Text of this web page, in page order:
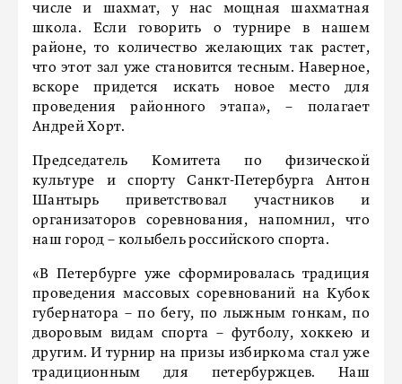
числе и шахмат, у нас мощная шахматная
школа. Если говорить о турнире в нашем
районе, то количество желающих так растет,
что этот зал уже становится тесным. Наверное,
вскоре придется искать новое место для
проведения районного этапа», – полагает
Андрей Хорт.
Председатель Комитета по физической
культуре и спорту Санкт-Петербурга Антон
Шантырь приветствовал участников и
организаторов соревнования, напомнил, что
наш город – колыбель российского спорта.
«В Петербурге уже сформировалась традиция
проведения массовых соревнований на Кубок
губернатора – по бегу, по лыжным гонкам, по
дворовым видам спорта – футболу, хоккею и
другим. И турнир на призы избиркома стал уже
традиционным для петербуржцев. Наш